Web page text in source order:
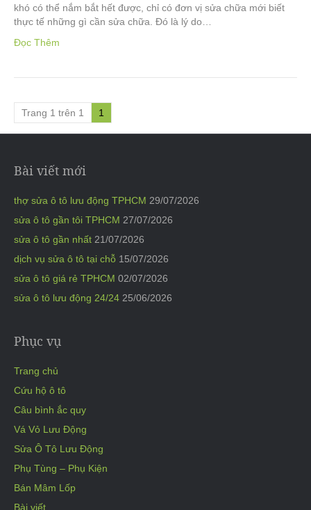
khó có thể nắm bắt hết được, chỉ có đơn vị sửa chữa mới biết
thực tế những gì cần sửa chữa. Đó là lý do…
Đọc Thêm
Trang 1 trên 1 1
Bài viết mới
thợ sửa ô tô lưu động TPHCM 29/07/2026
sửa ô tô gần tôi TPHCM 27/07/2026
sửa ô tô gần nhất 21/07/2026
dịch vụ sửa ô tô tại chỗ 15/07/2026
sửa ô tô giá rẻ TPHCM 02/07/2026
sửa ô tô lưu động 24/24 25/06/2026
Phục vụ
Trang chủ
Cứu hộ ô tô
Câu bình ắc quy
Vá Vỏ Lưu Động
Sửa Ô Tô Lưu Động
Phụ Tùng – Phụ Kiện
Bán Mâm Lốp
Bài viết